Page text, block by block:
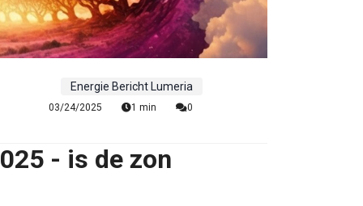
Energie Bericht Lumeria
03/24/2025 1 min 0
- is de zon